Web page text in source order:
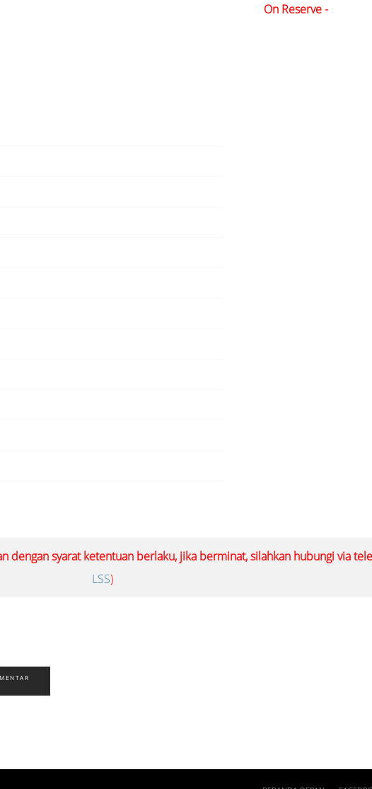
On Reserve -
syarat ketentuan berlaku, jika berminat, silahkan hubungi via
LSS)